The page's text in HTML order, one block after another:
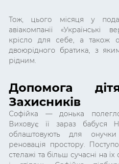
Тож, цього місяця у
авіакомпанії «Українські
крісло для себе, а
двоюрідного братика, з
рідним.
Допомога
Захисників
Софійка — донька
Виховує її зараз бабуся
облаштовують для
реновація простору.
стелажі та більш сучасні на